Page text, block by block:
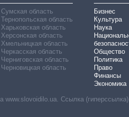
Сумская область
Тернопольская область
Харьковская область
Херсонская область
Хмельницкая область
Черкасская область
Черниговская область
Черновицкая область
Бизнес
Культура
Наука
Общество
Политика
Право
Финансы
Экономика
Ссылка (гиперссылка)